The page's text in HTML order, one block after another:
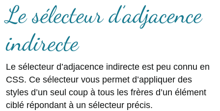
Le sélecteur d’adjacence
indirecte
Le sélecteur d’adjacence indirecte est peu connu en
CSS. Ce sélecteur vous permet d’appliquer des
styles d’un seul coup à tous les frères d’un élément
ciblé répondant à un sélecteur précis.